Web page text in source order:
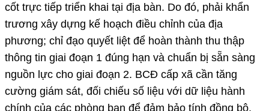
cốt trực tiếp triển khai tại địa bàn. Do đó, phải khẩn
trương xây dựng kế hoạch điều chỉnh của địa
phương; chỉ đạo quyết liệt để hoàn thành thu thập
thông tin giai đoạn 1 đúng hạn và chuẩn bị sẵn sàng
nguồn lực cho giai đoạn 2. BCĐ cấp xã cần tăng
cường giám sát, đối chiếu số liệu với dữ liệu hành
chính của các phòng ban để đảm bảo tính đồng bộ,